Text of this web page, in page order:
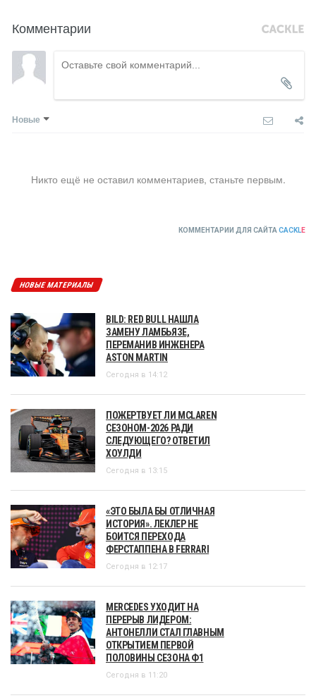
Комментарии
Новые
Никто ещё не оставил комментариев, станьте первым.
КОММЕНТАРИИ ДЛЯ САЙТА CACKLE
НОВЫЕ МАТЕРИАЛЫ
BILD: RED BULL НАШЛА
ЗАМЕНУ ЛАМБЬЯЗЕ,
ПЕРЕМАНИВ ИНЖЕНЕРА
ASTON MARTIN
Сегодня в 14:12
ПОЖЕРТВУЕТ ЛИ MCLAREN
СЕЗОНОМ-2026 РАДИ
СЛЕДУЮЩЕГО? ОТВЕТИЛ
ХОУЛДИ
Сегодня в 13:15
«ЭТО БЫЛА БЫ ОТЛИЧНАЯ
ИСТОРИЯ». ЛЕКЛЕР НЕ
БОИТСЯ ПЕРЕХОДА
ФЕРСТАППЕНА В FERRARI
Сегодня в 12:17
MERCEDES УХОДИТ НА
ПЕРЕРЫВ ЛИДЕРОМ:
АНТОНЕЛЛИ СТАЛ ГЛАВНЫМ
ОТКРЫТИЕМ ПЕРВОЙ
ПОЛОВИНЫ СЕЗОНА Ф1
Сегодня в 11:20